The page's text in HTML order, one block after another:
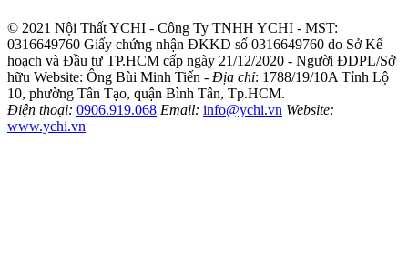
© 2021 Nội Thất YCHI - Công Ty TNHH YCHI - MST:
0316649760 Giấy chứng nhận ĐKKD số 0316649760 do Sở Kế
hoạch và Đầu tư TP.HCM cấp ngày 21/12/2020 - Người ĐDPL/Sở
hữu Website: Ông Bùi Minh Tiến - Địa chỉ: 1788/19/10A Tỉnh Lộ
10, phường Tân Tạo, quận Bình Tân, Tp.HCM.
Điện thoại: 0906.919.068 Email: info@ychi.vn Website:
www.ychi.vn